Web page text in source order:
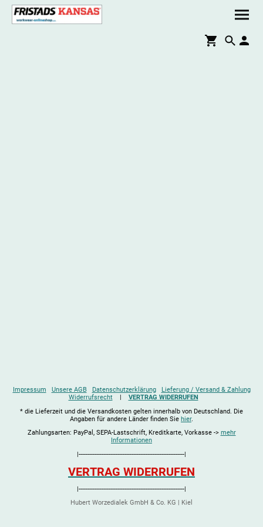
Impressum Unsere AGB Datenschutzerklärung
Lieferung / Versand & Zahlung
Widerrufsrecht| VERTRAG WIDERRUFEN
* die Lieferzeit und die Versandkosten gelten innerhalb von Deutschland. Die
Angaben für andere Länder finden Sie hier.
Zahlungsarten: PayPal, SEPA-Lastschrift, Kreditkarte, Vorkasse -> mehr
Informationen
|------------------------------------------------------------|
VERTRAG WIDERRUFEN
|------------------------------------------------------------|
Hubert Worzedialek GmbH & Co. KG | Kiel